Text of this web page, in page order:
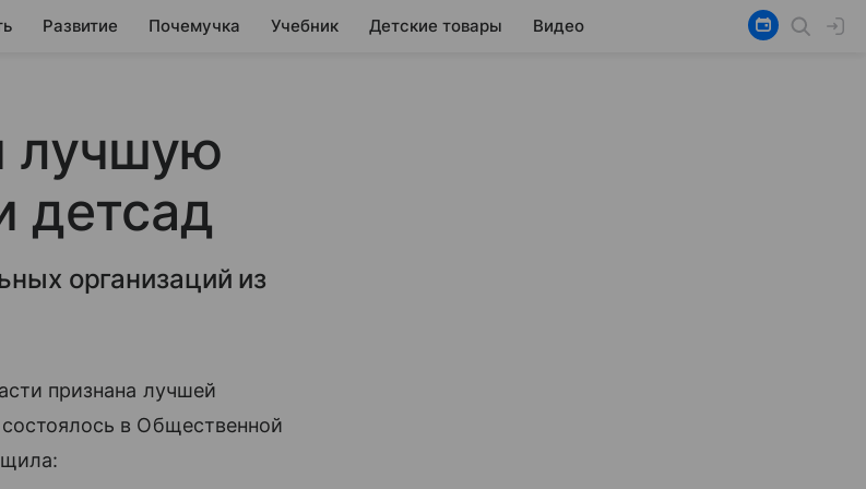
Развитие Почемучка Учебник Детские товары Видео
лучшую
детсад
организаций из
признана лучшей
в Общественной